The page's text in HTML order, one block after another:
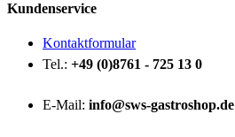
Kundenservice
Kontaktformular
Tel.: +49 (0)8761 - 725 13 0
E-Mail: info@sws-gastroshop.de